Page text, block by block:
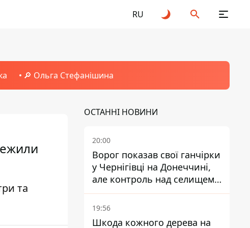
RU
🔎 Ольга Стефанішина
та
ОСТАННІ НОВИНИ
20:00
Ворог показав свої ганчірки
у Чернігівці на Донеччині,
але контроль над селищем
не підтверджений
19:56
Шкода кожного дерева на